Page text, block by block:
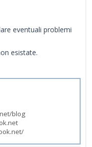
eventuali problemi
esistate.
blog